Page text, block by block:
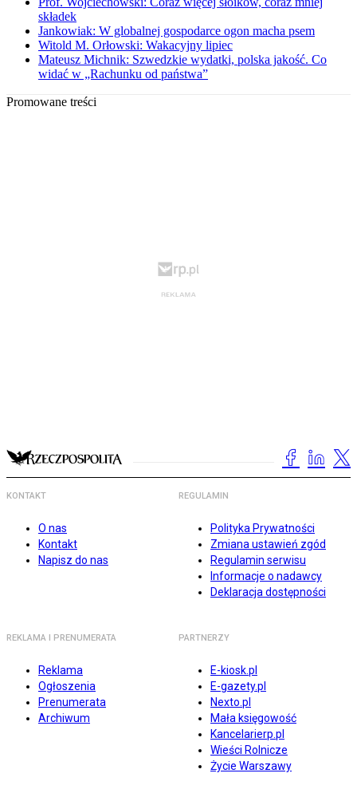
składek
Jankowiak: W globalnej gospodarce ogon macha psem
Witold M. Orłowski: Wakacyjny lipiec
Mateusz Michnik: Szwedzkie wydatki, polska jakość. Co
widać w „Rachunku od państwa”
Promowane treści
KONTAKT
O nas
Kontakt
Napisz do nas
REGULAMIN
Polityka Prywatności
Zmiana ustawień zgód
Regulamin serwisu
Informacje o nadawcy
Deklaracja dostępności
REKLAMA I PRENUMERATA
Reklama
Ogłoszenia
Prenumerata
Archiwum
PARTNERZY
E-kiosk.pl
E-gazety.pl
Nexto.pl
Mała księgowość
Kancelarierp.pl
Wieści Rolnicze
Życie Warszawy